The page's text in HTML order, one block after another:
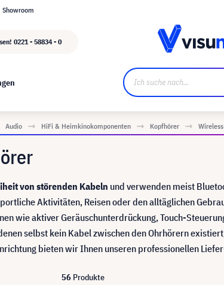
Showroom
0221 - 58834 - 0
Audio HiFi & Heimkinokomponenten Kopfhörer
von störenden Kabeln und verwenden meist
Aktivitäten, Reisen oder den alltäglichen
wie aktiver Geräuschunterdrückung, Touch-
selbst kein Kabel zwischen den Ohrhörern
bieten wir Ihnen unseren professionellen
56 Produkte